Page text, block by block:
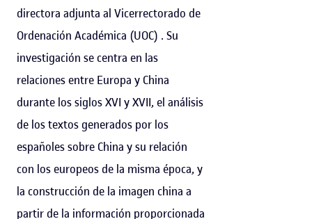
directora adjunta al Vicerrectorado de
Ordenación Académica (UOC) . Su
investigación se centra en las
relaciones entre Europa y China
durante los siglos XVI y XVII, el análisis
de los textos generados por los
españoles sobre China y su relación
con los europeos de la misma época, y
la construcción de la imagen china a
partir de la información proporcionada